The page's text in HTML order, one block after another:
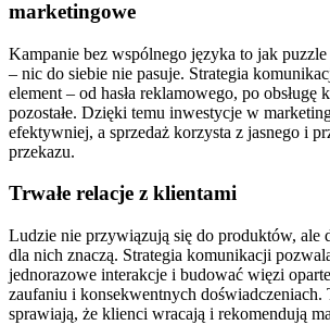
marketingowe
Kampanie bez wspólnego języka to jak
– nic do siebie nie pasuje. Strategia
element – od hasła reklamowego, po obsługę
pozostałe. Dzięki temu inwestycje w
efektywniej, a sprzedaż korzysta z jasnego i
przekazu.
Trwałe relacje z klientami
Ludzie nie przywiązują się do produktów, ale
dla nich znaczą. Strategia komunikacji
jednorazowe interakcje i budować więzi
zaufaniu i konsekwentnych doświadczeniach.
sprawiają, że klienci wracają i rekomendują